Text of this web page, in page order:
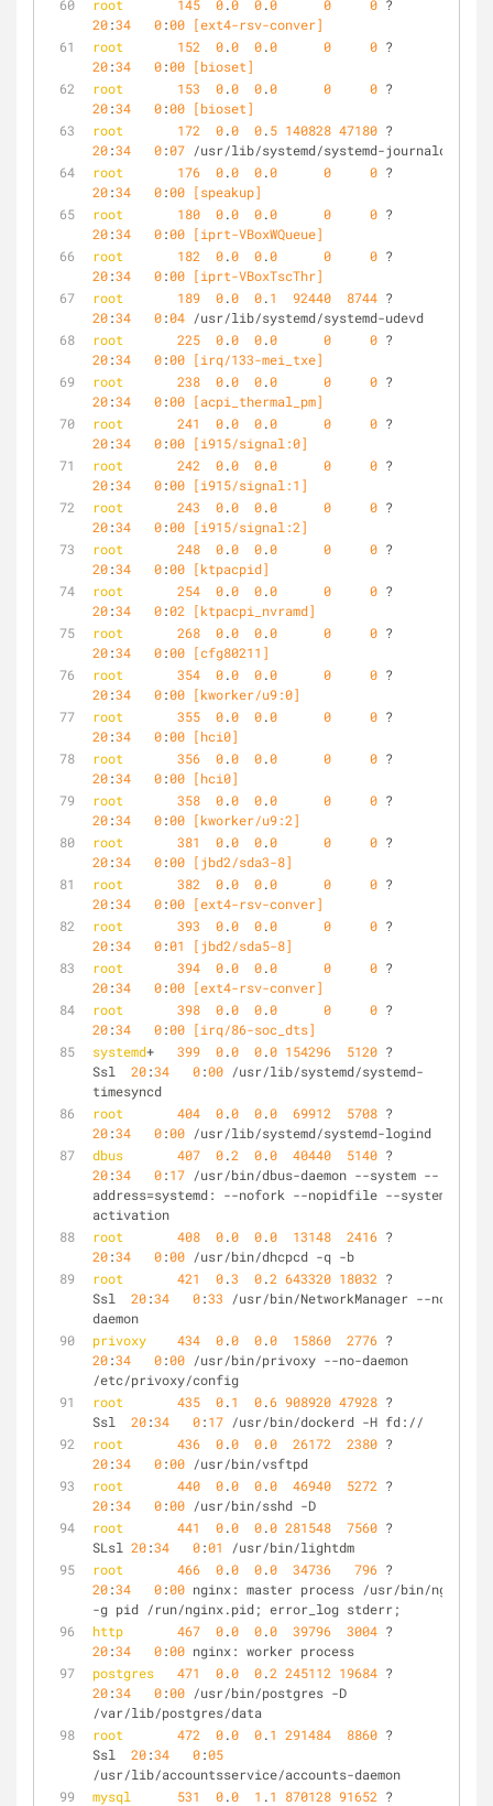
root 145 0.0 0.0 0 0
20:34 0:00 [ext4-rsv-conver]
root
152 0.0 0.0 0 0
20:34 0:00 [bioset]
root
153 0.0 0.0 0 0
20:34 0:00 [bioset]
root
172 0.0 0.5 140828 47180
20:34 0:07 /usr/lib/systemd/systemd-journald
root
176 0.0 0.0 0 0
20:34 0:00 [speakup]
root
180 0.0 0.0 0 0
20:34 0:00 [iprt-VBoxWQueue]
root
182 0.0 0.0 0 0
20:34 0:00 [iprt-VBoxTscThr]
root
189 0.0 0.1 92440 8744
20:34 0:04 /usr/lib/systemd/systemd-udevd
root
225 0.0 0.0 0 0
20:34 0:00 [irq/133-mei_txe]
root
238 0.0 0.0 0 0
20:34 0:00 [acpi_thermal_pm]
root
241 0.0 0.0 0 0
20:34 0:00 [i915/signal:0]
root
242 0.0 0.0 0 0
20:34 0:00 [i915/signal:1]
root
243 0.0 0.0 0 0
20:34 0:00 [i915/signal:2]
root
248 0.0 0.0 0 0
20:34 0:00 [ktpacpid]
root
254 0.0 0.0 0 0
20:34 0:02 [ktpacpi_nvramd]
root
268 0.0 0.0 0 0
20:34 0:00 [cfg80211]
root
354 0.0 0.0 0 0
20:34 0:00 [kworker/u9:0]
root
355 0.0 0.0 0 0
20:34 0:00 [hci0]
root
356 0.0 0.0 0 0
20:34 0:00 [hci0]
root
358 0.0 0.0 0 0
20:34 0:00 [kworker/u9:2]
root
381 0.0 0.0 0 0
20:34 0:00 [jbd2/sda3-8]
root
382 0.0 0.0 0 0
20:34 0:00 [ext4-rsv-conver]
root
393 0.0 0.0 0 0
20:34 0:01
[jbd2/sda5-8]
root
394 0.0 0.0 0 0
20:34 0:00 [ext4-rsv-conver]
root
398 0.0 0.0 0 0
20:34 0:00 [irq/86-soc_dts]
systemd+ 399 0.0 0.0 154296 5120 ?
Ssl 20:34 0:00 /usr/lib/systemd/systemd-
timesyncd
root
404 0.0 0.0 69912 5708
20:34 0:00 /usr/lib/systemd/systemd-logind
dbus
407 0.2 0.0 40440 5140
20:34 0:17 /usr/bin/dbus-daemon --system --
address=systemd: --nofork --nopidfile --systemd-
activation
root
408 0.0 0.0 13148 2416
20:34 0:00 /usr/bin/dhcpcd -q -b
root
421 0.3 0.2 643320 18032 ?
Ssl 20:34 0:33 /usr/bin/NetworkManager --no-
daemon
privoxy
434 0.0 0.0 15860 2776
20:34 0:00 /usr/bin/privoxy --no-daemon
/etc/privoxy/config
root
435 0.1 0.6 908920 47928 ?
Ssl 20:34 0:17 /usr/bin/dockerd -H fd://
root
436 0.0 0.0 26172 2380
20:34 0:00 /usr/bin/vsftpd
root
440 0.0 0.0 46940 5272
20:34 0:00 /usr/bin/sshd -D
root
441 0.0 0.0 281548 7560 ?
SLsl 20:34 0:01
/usr/bin/lightdm
root
466 0.0 0.0 34736 796
20:34 0:00 nginx: master process /usr/bin/nginx
-g pid /run/nginx.pid; error_log stderr;
http
467 0.0 0.0 39796 3004
20:34 0:00 nginx: worker process
postgres
471 0.0 0.2 245112 19684
20:34 0:00 /usr/bin/postgres -D
/var/lib/postgres/data
root
472 0.0 0.1 291484 8860 ?
Ssl 20:34 0:05
/usr/lib/accountsservice/accounts-daemon
mysql
531 0.0 1 .1 870128 91652 ?